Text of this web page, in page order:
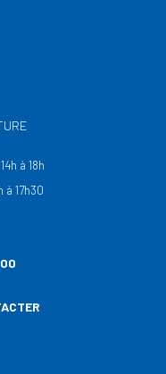
à 18h
à 17h30